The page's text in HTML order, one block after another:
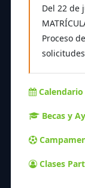
Del 22 de
Proceso
Calendario
Becas y
Clases